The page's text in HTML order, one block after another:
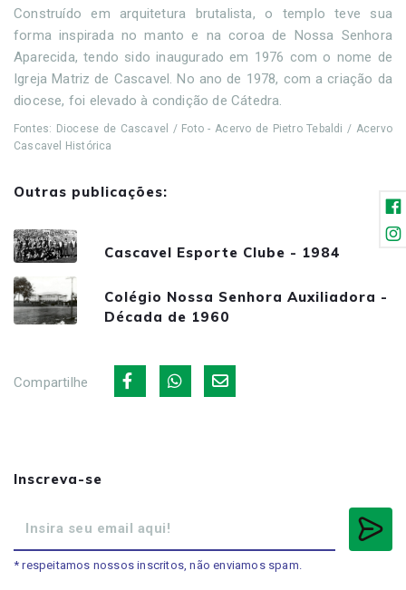
Construído em arquitetura brutalista, o templo teve sua
forma inspirada no manto e na coroa de Nossa Senhora
Aparecida, tendo sido inaugurado em 1976 com o nome de
Igreja Matriz de Cascavel. No ano de 1978, com a criação da
diocese, foi elevado à condição de Cátedra.
Fontes: Diocese de Cascavel / Foto - Acervo de Pietro Tebaldi / Acervo
Cascavel Histórica
Outras publicações:
Cascavel Esporte Clube - 1984
Colégio Nossa Senhora Auxiliadora -
Década de 1960
Compartilhe
Inscreva-se
* respeitamos nossos inscritos, não enviamos spam.